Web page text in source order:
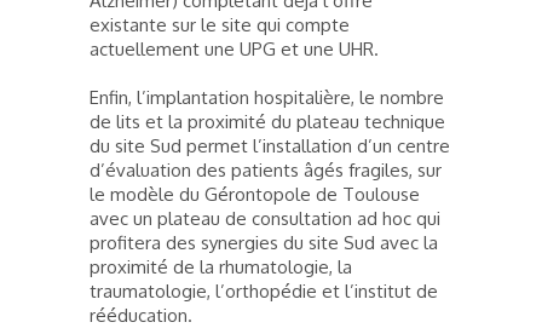
existante sur le site qui compte
actuellement une UPG et une UHR.
Enfin, l’implantation hospitalière, le nombre
de lits et la proximité du plateau technique
du site Sud permet l’installation d’un centre
d’évaluation des patients âgés fragiles, sur
le modèle du Gérontopole de Toulouse
avec un plateau de consultation ad hoc qui
profitera des synergies du site Sud avec la
proximité de la rhumatologie, la
traumatologie, l’orthopédie et l’institut de
rééducation.